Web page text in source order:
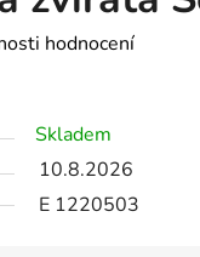
hodnocení
Skladem
10.8.2026
E 1220503